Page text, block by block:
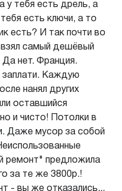
у тебя есть дрель, а
есть ключи, а то
есть? И так почти во
самый дешёвый
Да нет. Франция.
заплати. Каждую
нанял других
оставшийся
и чисто! Потолки в
Даже мусор за собой
ремонт" предложила
за те же 3800р.!
- вы же отказались...